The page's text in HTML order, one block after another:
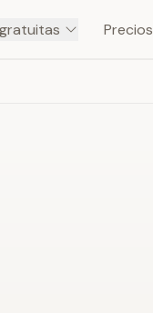
Precios